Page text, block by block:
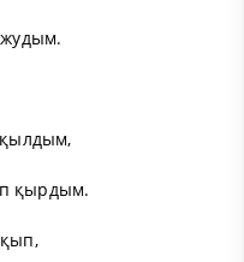
жудым.
қылдым,
қырдым.